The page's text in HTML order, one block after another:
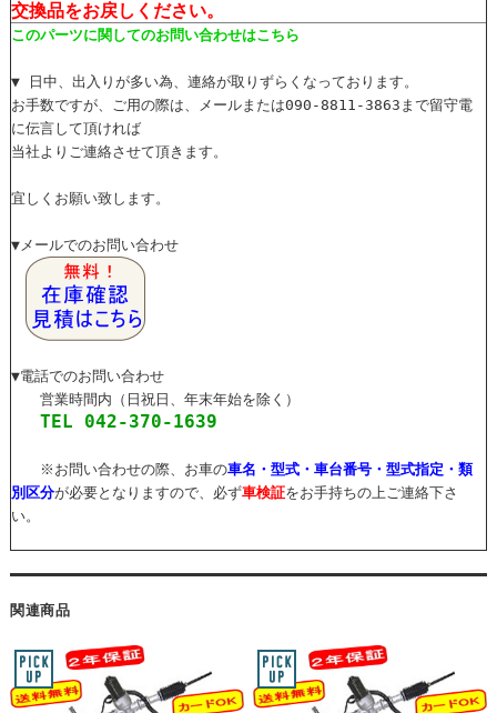
交換品をお戻しください。
このパーツに関してのお問い合わせはこちら
▼ 日中、出入りが多い為、連絡が取りずらくなっております。
お手数ですが、ご用の際は、メールまたは090-8811-3863まで留守電
に伝言して頂ければ
当社よりご連絡させて頂きます。
宜しくお願い致します。
▼メールでのお問い合わせ
▼電話でのお問い合わせ
営業時間内（日祝日、年末年始を除く）
TEL 042-370-1639
※お問い合わせの際、お車の車名・型式・車台番号・型式指定・類
別区分が必要となりますので、必ず車検証をお手持ちの上ご連絡下さ
い。
関連商品